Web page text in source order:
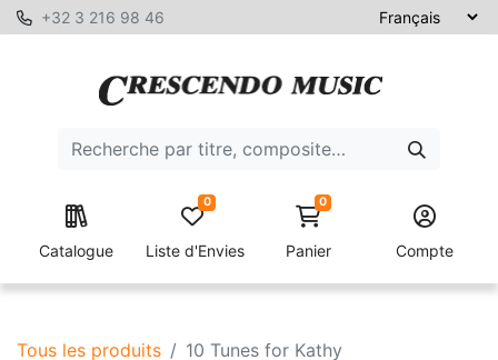
+32 3 216 98 46
Catalogue Liste d'Envies
0 0
Panier Compte
Tous les produits 10 Tunes for Kathy